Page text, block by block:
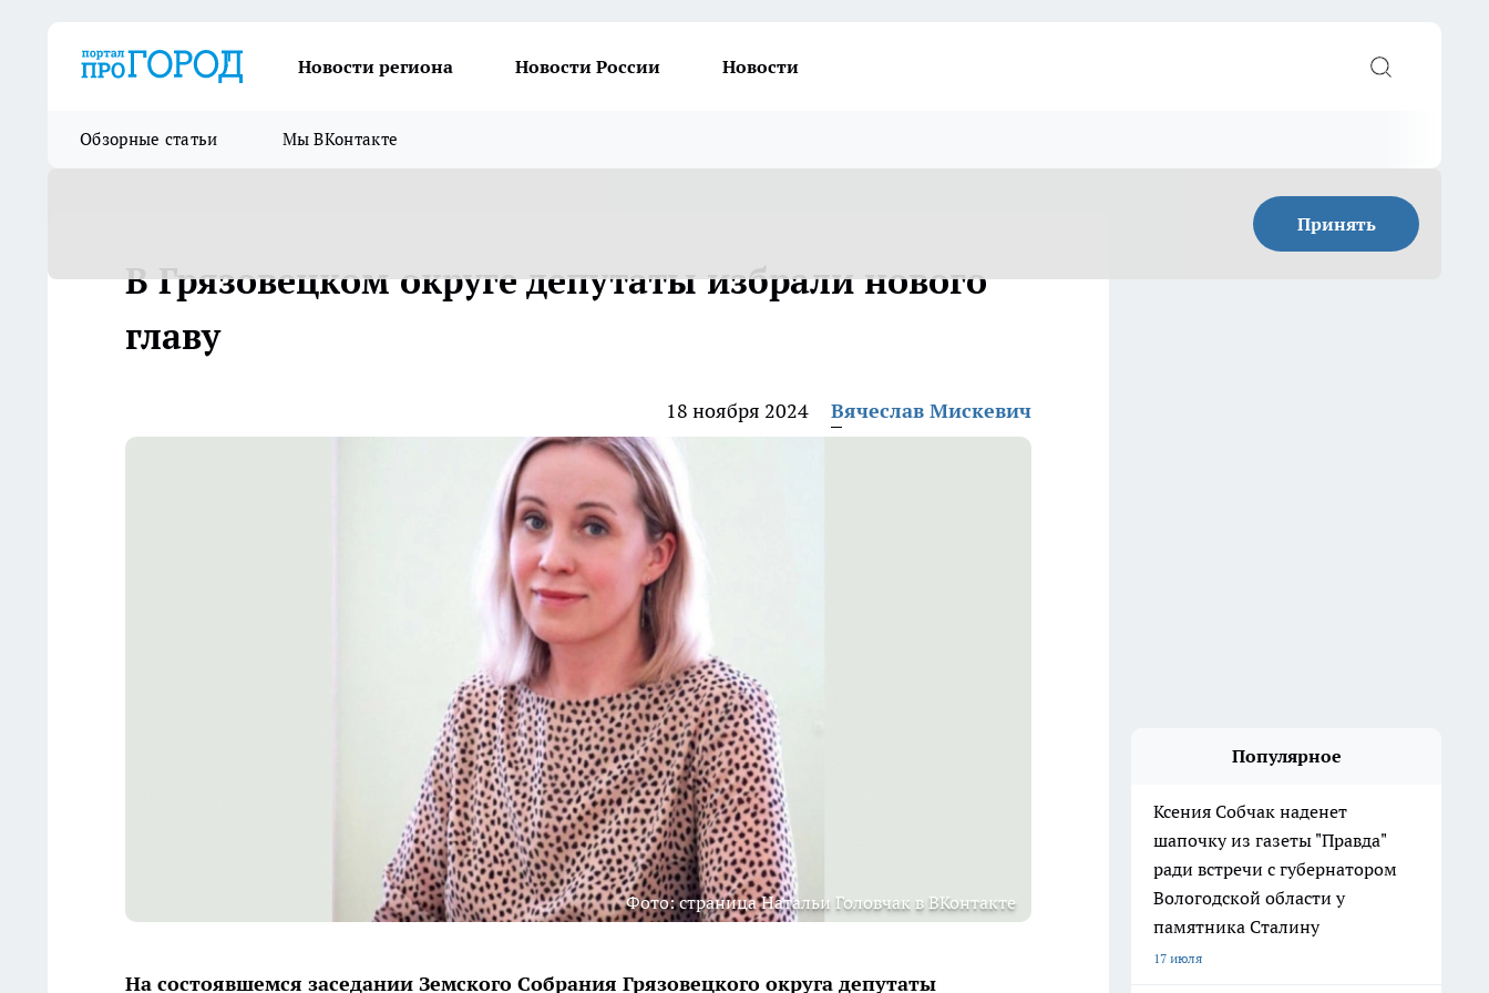
Новости региона Новости России Новости
Обзорные статьи Мы ВКонтакте
Принять
В Грязовецком округе депутаты избрали нового
главу
18 ноября 2024 Вячеслав Мискевич
Фото: страница Натальи Головчак в ВКонтакте
На состоявшемся заседании Земского Собрания Грязовецкого округа депутаты
Популярное
Ксения Собчак наденет
шапочку из газеты "Правда"
ради встречи с губернатором
Вологодской области у
памятника Сталину
17 июля